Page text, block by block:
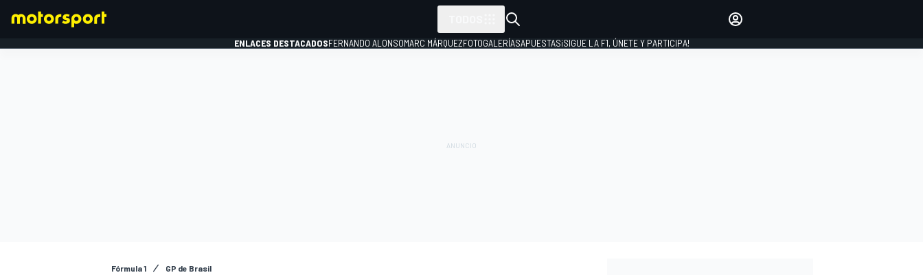
ENLACES DESTACADOSFERNANDO ALONSOMARC MÁRQUEZFOTOGALERÍASAPUESTAS¡SIGUE LA F1, ÚNETE Y PARTICIPA!
Fórmula 1 GP de Brasil